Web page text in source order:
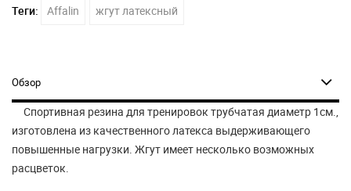
Теги: Affalin жгут латексный
Обзор
Спортивная резина для тренировок трубчатая диаметр 1см.,
изготовлена из качественного латекса выдерживающего
повышенные нагрузки. Жгут имеет несколько возможных
расцветок.